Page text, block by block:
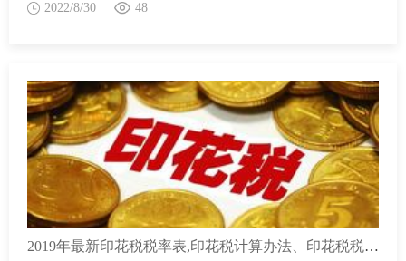
2022/8/30 48
2019年最新印花税税率表,印花税计算办法、印花税税率,印花税税目税率表